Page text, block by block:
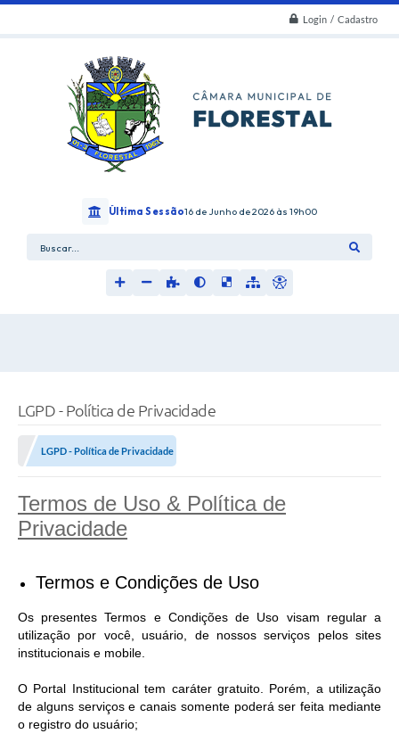
Login / Cadastro
Buscar...
Última Sessão16 de Junho de 2026 19h00
LGPD - Política de Privacidade
LGPD - Política de Privacidade
Termos de Uso & Política de
Privacidade
Termos e Condições de Uso
Os presentes Termos e Condições de Uso visam regular a
utilização por você, usuário, de nossos serviços pelos sites
institucionais e mobile.
O Portal Institucional tem caráter gratuito. Porém, a utilização
de alguns serviços e canais somente poderá ser feita mediante
o registro do usuário;